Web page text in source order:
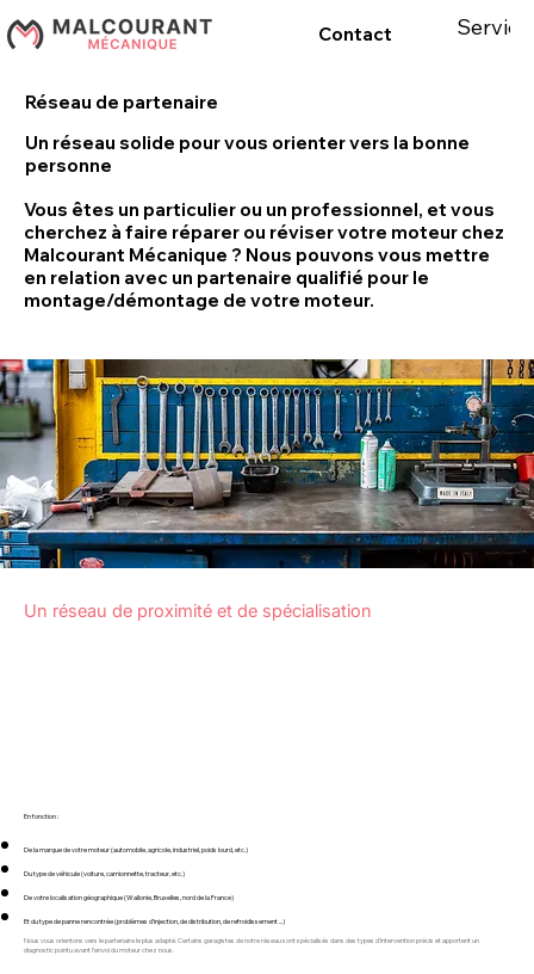
Contact
Réseau de partenaire
Un réseau solide pour vous orienter vers la bonne
personne
Vous êtes un particulier ou un professionnel, et vous
cherchez à faire réparer ou réviser votre moteur chez
Malcourant Mécanique ? Nous pouvons vous mettre
en relation avec un partenaire qualifié pour le
montage/démontage de votre moteur.
Un réseau de proximité et de spécialisation
En fonction :
De la marque de votre moteur (automobile, agricole, industriel, poids lourd, etc.)
Du type de véhicule (voiture, camionnette, tracteur, etc.)
De votre localisation géographique (Wallonie, Bruxelles, nord de la France)
Et du type de panne rencontrée (problèmes d’injection, de distribution, de refroidissement ...)
Nous vous orientons vers le partenaire le plus adapté. Certains garagistes de notre réseau sont spécialisés dans des types d’intervention précis et apportent un
diagnostic pointu avant l’envoi du moteur chez nous.